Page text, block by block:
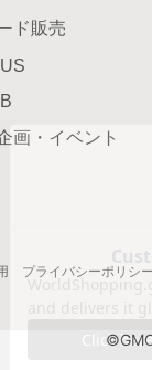
ド販売
画・イベント
プライバシーポリシー